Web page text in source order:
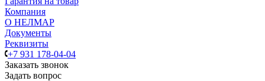
Компания
О НЕЛМАР
Документы
Реквизиты
+7 931 178-04-04
Заказать звонок
Задать вопрос